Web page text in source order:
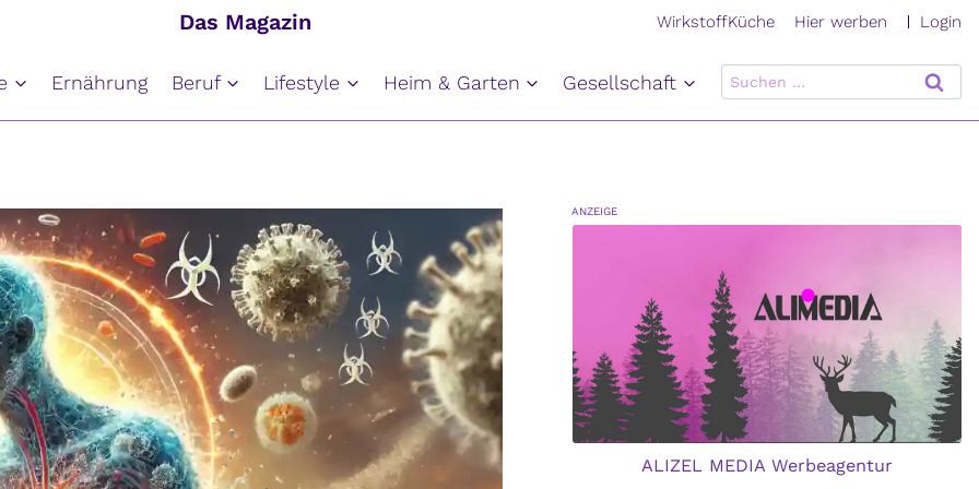
Das Magazin WirkstoffKüche Hier werben Login
Ernährung Beruf Lifestyle Heim & Garten Gesellschaft
Suchen
nach:
ANZEIGE
ALIZEL MEDIA Werbeagentur